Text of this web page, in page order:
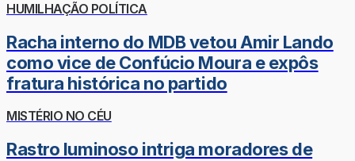
HUMILHAÇÃO POLÍTICA
Racha interno do MDB vetou Amir Lando
como vice de Confúcio Moura e expôs
fratura histórica no partido
MISTÉRIO NO CÉU
Rastro luminoso intriga moradores de